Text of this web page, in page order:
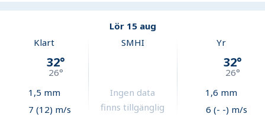
Lör 15 aug
Klart
32°
26°
1,5 mm
7 (12) m/s
SMHI
Ingen data
finns tillgänglig
Yr
32°
26°
1,6 mm
6 (- -) m/s